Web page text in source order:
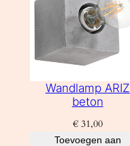
Wandlamp ARIZ
beton
€31,00
Toevoegen aan